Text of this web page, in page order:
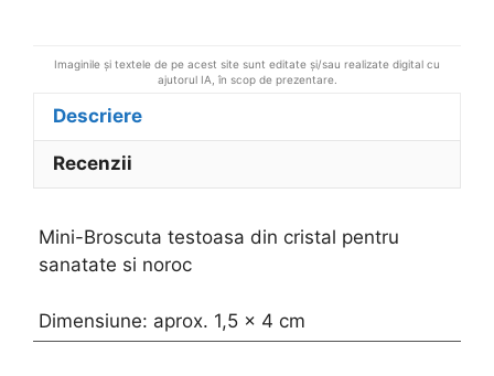
Imaginile și textele de pe acest site sunt editate și/sau realizate digital cu
ajutorul IA, în scop de prezentare.
Descriere
Recenzii
Mini-Broscuta testoasa din cristal pentru
sanatate si noroc
Dimensiune: aprox. 1,5 x 4 cm